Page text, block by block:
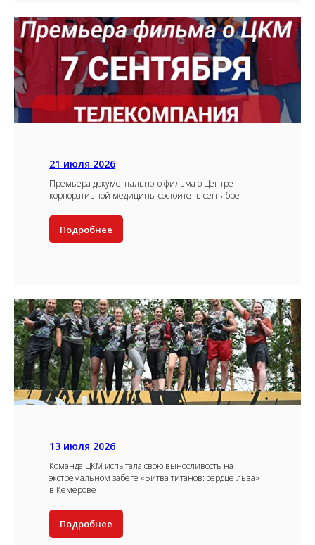
21 июля 2026
Премьера документального фильма о Центре
корпоративной медицины состоится в сентябре
Подробнее
13 июля 2026
Команда ЦКМ испытала свою выносливость на
экстремальном забеге «Битва титанов: сердце льва»
в Кемерове
Подробнее